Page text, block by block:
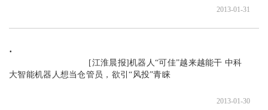
2013-01-31
大智能机器人想当仓管员，欲引“风投”青睐
2013-01-30